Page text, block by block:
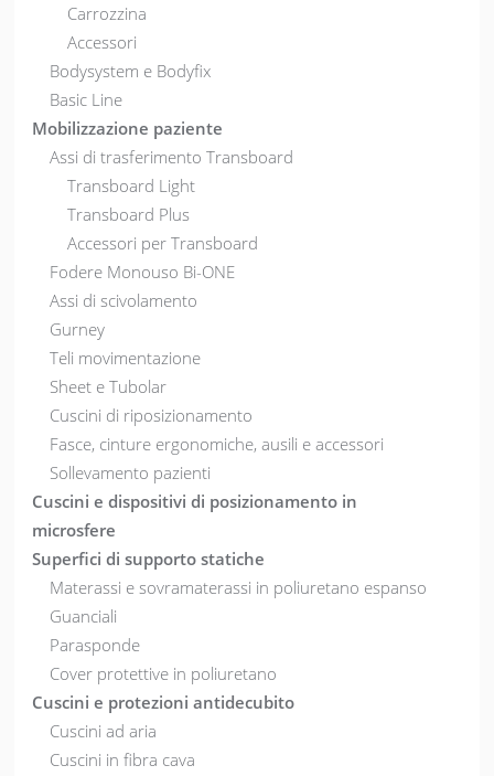
Carrozzina
Accessori
Bodysystem e Bodyfix
Basic Line
Mobilizzazione paziente
Assi di trasferimento Transboard
Transboard Light
Transboard Plus
Accessori per Transboard
Fodere Monouso Bi-ONE
Assi di scivolamento
Gurney
Teli movimentazione
Sheet e Tubolar
Cuscini di riposizionamento
Fasce, cinture ergonomiche, ausili e accessori
Sollevamento pazienti
Cuscini e dispositivi di posizionamento in
microsfere
Superfici di supporto statiche
Materassi e sovramaterassi in poliuretano espanso
Guanciali
Parasponde
Cover protettive in poliuretano
Cuscini e protezioni antidecubito
Cuscini ad aria
Cuscini in fibra cava